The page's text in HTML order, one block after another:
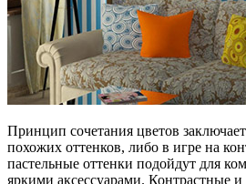
Принцип сочетания цветов
похожих оттенков, либо в игре на
пастельные оттенки подойдут для
яркими аксессуарами. Контрастные